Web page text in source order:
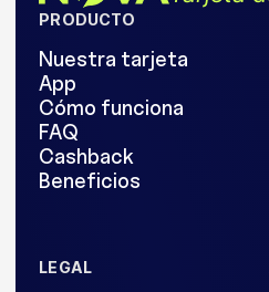
PRODUCTO
Nuestra tarjeta
App
Cómo funciona
FAQ
Cashback
Beneficios
LEGAL